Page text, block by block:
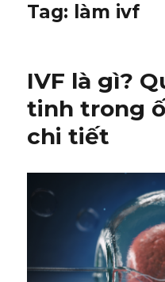
Tag: làm ivf
IVF là gì?
tinh trong
chi tiết